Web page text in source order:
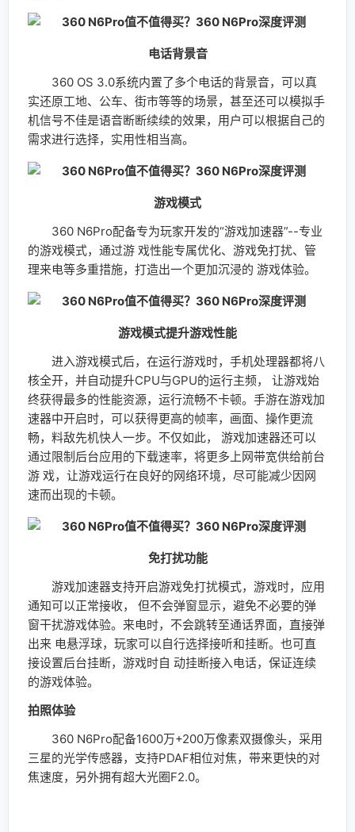
360 N6Pro配备专为玩家开发的“游戏加速器”--专业
的游戏模式，通过游 戏性能专属优化、游戏免打扰、管
游戏模式提升游戏性能
进入游戏模式后，在运行游戏时，手机处理器都将八
核全开，并自动提升CPU与GPU的运行主频， 让游戏始
终获得最多的性能资源，运行流畅不卡顿。手游在游戏加
畅，料敌先机快人一步。不仅如此， 游戏加速器还可以
通过限制后台应用的下载速率，将更多上网带宽供给前台
游 戏，让游戏运行在良好的网络环境，尽可能减少因网
速而出现的卡顿。
免打扰功能
游戏加速器支持开启游戏免打扰模式，游戏时，应用
通知可以正常接收， 但不会弹窗显示，避免不必要的弹
窗干扰游戏体验。来电时，不会跳转至通话界面，直接弹
出来 电悬浮球，玩家可以自行选择接听和挂断。也可直
接设置后台挂断，游戏时自 动挂断接入电话，保证连续
的游戏体验。
三星的光学传感器，支持PDAF相位对焦，带来更快的对
焦速度，另外拥有超大光圈F2.0。
360 N6Pro使用1300万像素摄像头
360 N6Pro配备了1600万+200万像素的双摄像头，
采用景深方案。主摄像头采用由 三星提供的1600万像素
CMOS传感器，支持4K视频录制与PDAF相位 对焦，对焦
素的副摄像头用于记录被摄物 体的距离信息，搭配智能
虚化算法，两颗摄像头协同拍摄，能够根据景深将背景自
然地渐变虚化，突出被摄主体，实现如专业相机+大光圈